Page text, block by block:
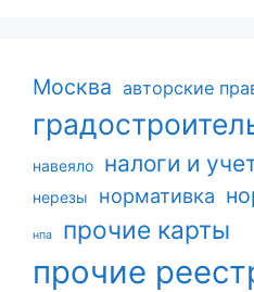
Москва авторские
навеяло
налоги и
нерезы нормативка
нпа прочие карты
прочие